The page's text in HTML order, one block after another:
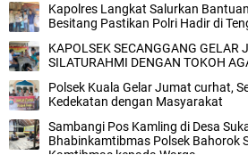
Kapolres Langkat Salurkan
Besitang Pastikan Polri Hadir di
KAPOLSEK SECANGGANG GELAR
SILATURAHMI DENGAN TOKOH
Polsek Kuala Gelar Jumat curhat,
Kedekatan dengan Masyarakat
Sambangi Pos Kamling di Desa
Bhabinkamtibmas Polsek Bahorok